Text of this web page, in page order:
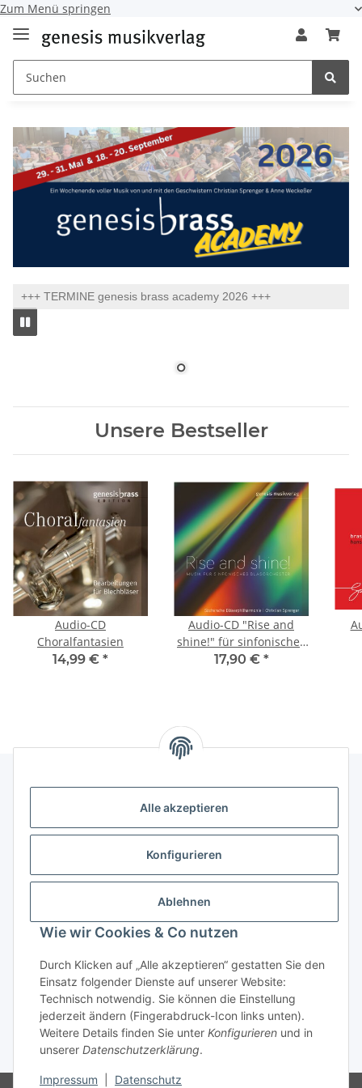
Zum Menü springen
Alle akzeptieren
Konfigurieren
Ablehnen
Wie wir Cookies & Co nutzen
Durch Klicken auf „Alle akzeptieren“ gestatten Sie den
Einsatz folgender Dienste auf unserer Website:
Technisch notwendig. Sie können die Einstellung
jederzeit ändern (Fingerabdruck-Icon links unten).
Weitere Details finden Sie unter Konfigurieren und in
unserer Datenschutzerklärung.
Impressum Datenschutz
+++ TERMINE genesis brass academy 2026 +++
Unsere Bestseller
Audio-CD
Choralfantasien
14,99 € *
Audio-CD "Rise and
shine!" für sinfonisches
Blasorchester
17,90 € *
genesis musikverlag Christian Sprenger
34630 Gilserberg
E-Mail:anne.weckesser@genesis-musikverlag.de
Informationen
Gesetzliche Informationen
* Alle Preise inkl. gesetzlicher USt., zzgl.Versand